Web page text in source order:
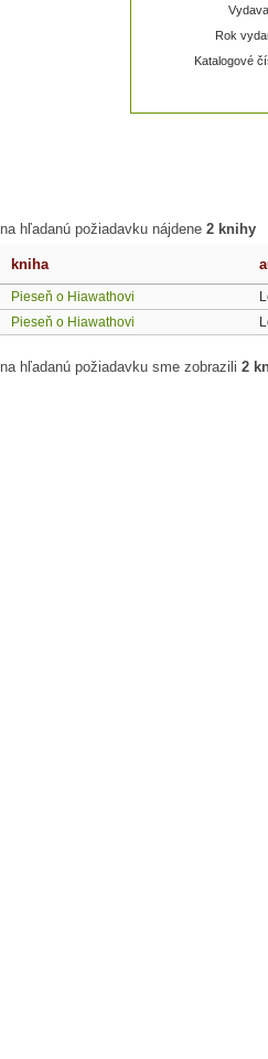
Rok
Katalogové
na hľadanú požiadavku nájdene 2 knihy
kniha
Pieseň o Hiawathovi
Pieseň o Hiawathovi
na hľadanú požiadavku sme zobrazili 2